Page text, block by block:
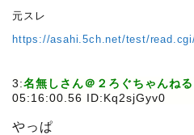
元スレ
https://asahi.5ch.net/test/
3:名無しさん＠２ろぐちゃんねる
05:16:00.56 ID:Kq2sjGyv0
やっぱ